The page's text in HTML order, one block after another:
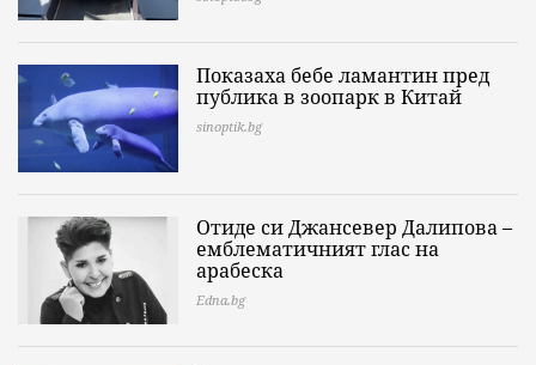
Показаха бебе ламантин пред
публика в зоопарк в Китай
sinoptik.bg
Отиде си Джансевер Далипова –
емблематичният глас на
арабеска
Edna.bg